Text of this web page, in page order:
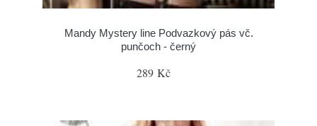
Mandy Mystery line Podvazkový pás vč.
punčoch - černý
289 Kč